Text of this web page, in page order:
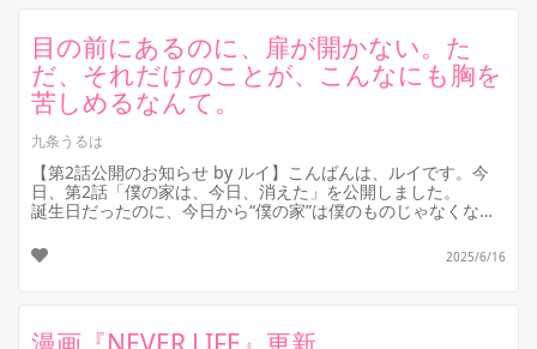
目の前にあるのに、扉が開かない。た
だ、それだけのことが、こんなにも胸を
苦しめるなんて。
九条うるは
【第2話公開のお知らせ by ルイ】こんばんは、ルイです。今
日、第2話「僕の家は、今日、消えた」を公開しました。
誕生日だったのに、今日から“僕の家”は僕のものじゃなくなり
2025/6/16